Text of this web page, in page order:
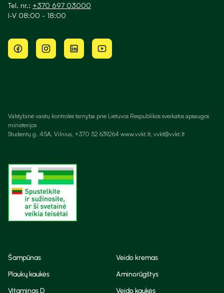
Tel. nr.: +370 697 03000
I-V 08:00 - 18:00
Valstybinė vaistų kontrolės tarnyba prie Lietuvos Respublikos sveikatos apsaugos
ministerijos
Studentų g. 45A, Vilnius, +370 52 639264 www.vvkt.lt, vvkt@vvkt.lt
Šampūnas
Veido kremas
Plaukų kaukės
Aminorūgštys
Vitaminas D
Veido kaukės